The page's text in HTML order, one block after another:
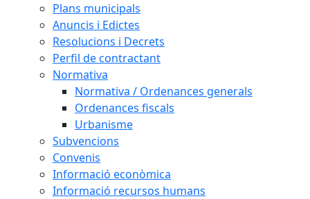
Plans municipals
Anuncis i Edictes
Resolucions i Decrets
Perfil de contractant
Normativa
Normativa / Ordenances generals
Ordenances fiscals
Urbanisme
Subvencions
Convenis
Informació econòmica
Informació recursos humans